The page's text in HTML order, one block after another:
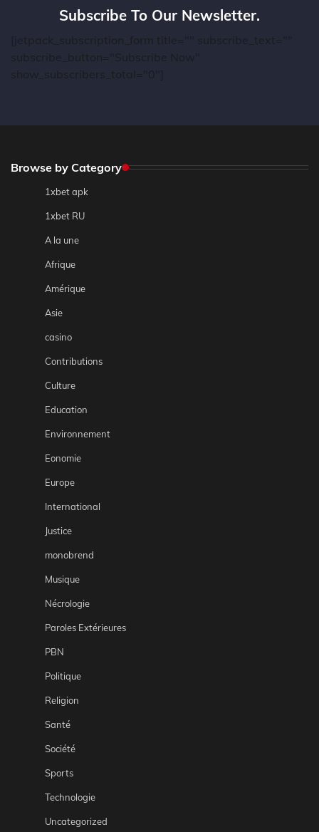
Subscribe To Our Newsletter.
[jetpack_subscription_form title="" subscribe_text=""
subscribe_button="Subscribe Now"
show_subscribers_total="0"]
Browse by Category
1xbet apk
1xbet RU
A la une
Afrique
Amérique
Asie
casino
Contributions
Culture
Education
Environnement
Eonomie
Europe
International
Justice
monobrend
Musique
Nécrologie
Paroles Extérieures
PBN
Politique
Religion
Santé
Société
Sports
Technologie
Uncategorized